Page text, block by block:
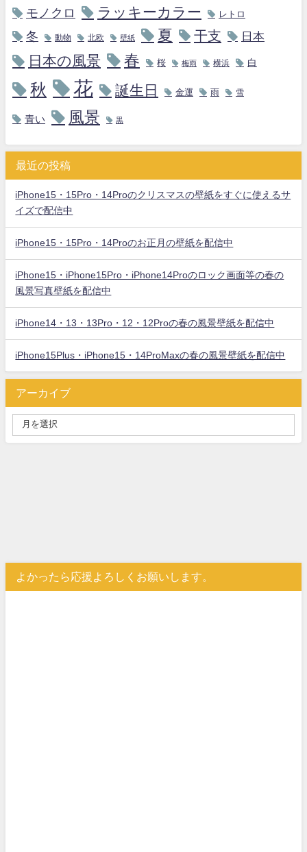
モノクロ ラッキーカラー レトロ
冬 動物 北欧 壁紙 夏 干支 日本
日本の風景 春 桜 梅雨 横浜 白
秋 花 誕生日 金運 雨 雪
青い 風景 黒
最近の投稿
iPhone15・15Pro・14Proのクリスマスの壁紙をすぐに使えるサ
イズで配信中
iPhone15・15Pro・14Proのお正月の壁紙を配信中
iPhone15・iPhone15Pro・iPhone14Proのロック画面等の春の
風景写真壁紙を配信中
iPhone14・13・13Pro・12・12Proの春の風景壁紙を配信中
iPhone15Plus・iPhone15・14ProMaxの春の風景壁紙を配信中
アーカイブ
よかったら応援よろしくお願いします。